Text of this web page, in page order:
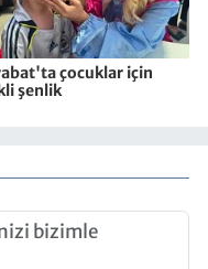
çocuklar için
şenlik